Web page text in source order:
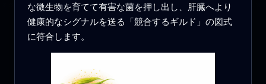
な微生物を育てて有害な菌を押し出し、肝臓へより
健康的なシグナルを送る「競合するギルド」の図式
に符合します。